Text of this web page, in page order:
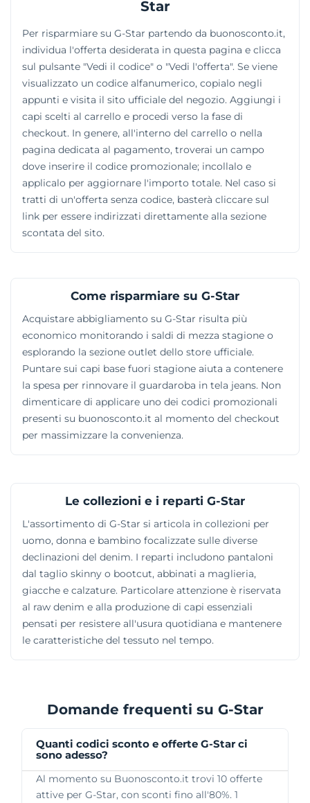
studiate per assecondare diverse necessità stilistiche.
intramontabili ai pezzi dal taglio più moderno,
definendo con precisione i propri outfit.
Star
Per risparmiare su G-Star partendo da buonosconto.it,
individua l'offerta desiderata in questa pagina e clicca
sul pulsante "Vedi il codice" o "Vedi l'offerta". Se viene
visualizzato un codice alfanumerico, copialo negli
appunti e visita il sito ufficiale del negozio. Aggiungi i
capi scelti al carrello e procedi verso la fase di
checkout. In genere, all'interno del carrello o nella
pagina dedicata al pagamento, troverai un campo
dove inserire il codice promozionale; incollalo e
applicalo per aggiornare l'importo totale. Nel caso si
tratti di un'offerta senza codice, basterà cliccare sul
link per essere indirizzati direttamente alla sezione
scontata del sito.
Come risparmiare su G-Star
Acquistare abbigliamento su G-Star risulta più
economico monitorando i saldi di mezza stagione o
esplorando la sezione outlet dello store ufficiale.
Puntare sui capi base fuori stagione aiuta a contenere
la spesa per rinnovare il guardaroba in tela jeans. Non
dimenticare di applicare uno dei codici promozionali
presenti su buonosconto.it al momento del checkout
per massimizzare la convenienza.
Le collezioni e i reparti G-Star
L'assortimento di G-Star si articola in collezioni per
uomo, donna e bambino focalizzate sulle diverse
declinazioni del denim. I reparti includono pantaloni
dal taglio skinny o bootcut, abbinati a maglieria,
giacche e calzature. Particolare attenzione è riservata
al raw denim e alla produzione di capi essenziali
pensati per resistere all'usura quotidiana e mantenere
le caratteristiche del tessuto nel tempo.
Domande frequenti su G-Star
Quanti codici sconto e offerte G-Star ci
sono adesso?
Al momento su Buonosconto.it trovi 10 offerte
attive per G-Star, con sconti fino all'80%. 1